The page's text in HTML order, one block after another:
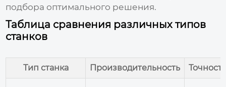
подбора оптимального решения.
Таблица сравнения различных типов
станков
Тип станка Производительность